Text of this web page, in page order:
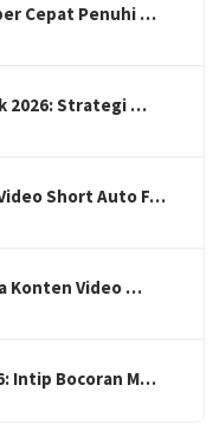
Cepat Penuhi …
2026: Strategi …
Short Auto F…
Konten Video …
Intip Bocoran M…